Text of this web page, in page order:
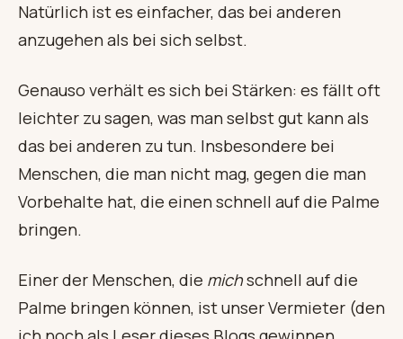
Natürlich ist es einfacher, das bei anderen
anzugehen als bei sich selbst.
Genauso verhält es sich bei Stärken: es fällt oft
leichter zu sagen, was man selbst gut kann als
das bei anderen zu tun. Insbesondere bei
Menschen, die man nicht mag, gegen die man
Vorbehalte hat, die einen schnell auf die Palme
bringen.
Einer der Menschen, die michschnell auf die
Palme bringen können, ist unser Vermieter (den